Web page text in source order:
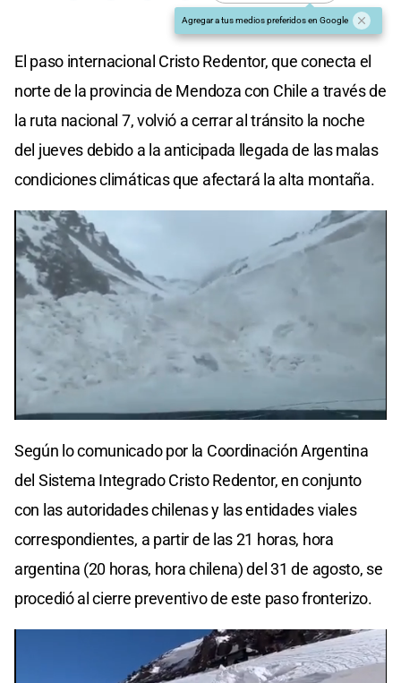
Agregar a tus medios preferidos en Google
El paso internacional Cristo Redentor, que conecta el
norte de la provincia de Mendoza con Chile a través de
la ruta nacional 7, volvió a cerrar al tránsito la noche
del jueves debido a la anticipada llegada de las malas
condiciones climáticas que afectará la alta montaña.
Según lo comunicado por la Coordinación Argentina
del Sistema Integrado Cristo Redentor, en conjunto
con las autoridades chilenas y las entidades viales
correspondientes, a partir de las 21 horas, hora
argentina (20 horas, hora chilena) del 31 de agosto, se
procedió al cierre preventivo de este paso fronterizo.